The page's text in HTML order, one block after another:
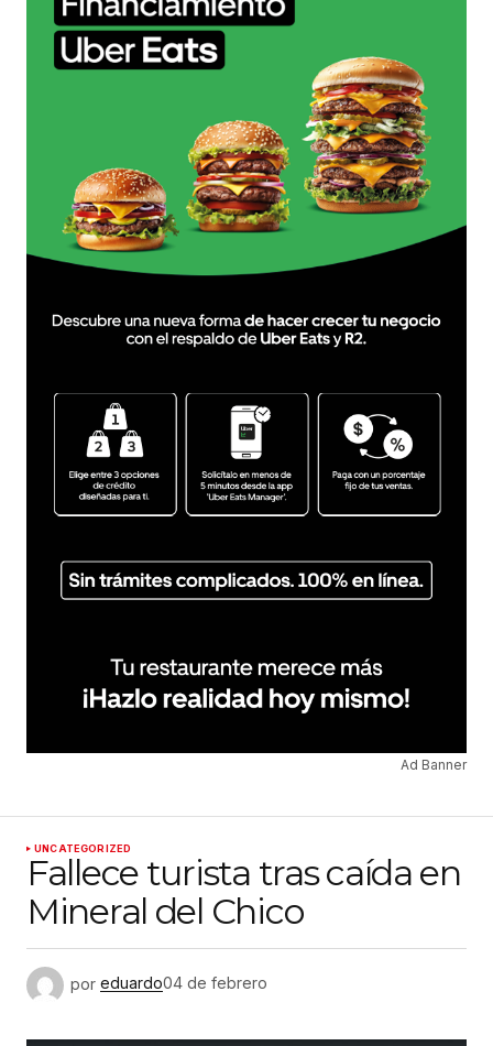
Ad Banner
UNCATEGORIZED
Fallece turista tras caída en
Mineral del Chico
por eduardo04 de febrero